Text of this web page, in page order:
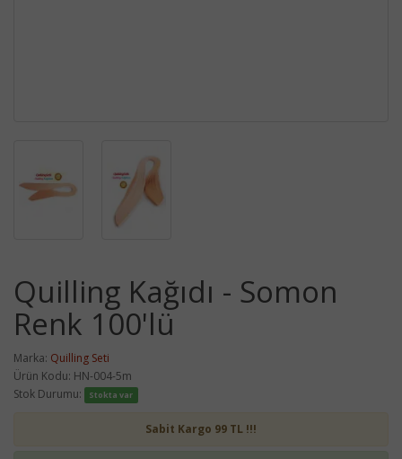
Quilling Kağıdı - Somon
Renk 100'lü
Marka: Quilling Seti
Ürün Kodu: HN-004-5m
Stok Durumu:
Stokta var
Sabit Kargo 99 TL !!!